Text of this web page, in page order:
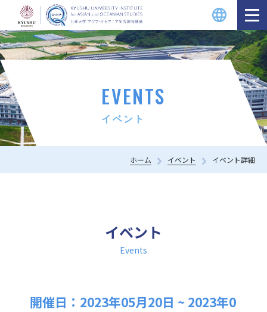
EVENTS
イベント
ホーム イベント イベント詳細
イベント
Events
開催日：2023年05月20日 ~ 2023年0